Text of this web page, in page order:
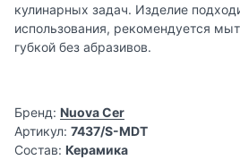
кулинарных задач. Изделие
использования, рекомендуется
губкой без абразивов.
Бренд: Nuova Cer
Артикул: 7437/S-MDT
Состав: Керамика